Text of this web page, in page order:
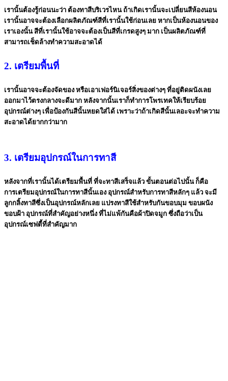
เรานั้นต้องรู้ก่อนนะว่า ต้องทาสีบริเวรไหน ถ้าเกิดเรานั้นจะเปลี่ยนสีห้องนอน
เรานั้นอาจจะต้องเลือกผลิตภัณฑ์สีที่เรานั้นใช้ก่อนเลย หากเป็นห้องนอนของ
เราเองนั้น สีที่เรานั้นใช้อาจจะต้องเป็นสีที่เกรดสูงๆ มาก เป็นผลิตภัณฑ์ที่
สามารถเช็ดล้างทำความสะอาดได้
2. เตรียมพื้นที่
เรานั้นอาจจะต้องจัดของ หรือเอาเฟอร์นิเจอร์สิ่งของต่างๆ ที่อยู่ติดผนังเลย
ออกมาไว้ตรงกลางจะดีมาก หลังจากนั้นเราก็ทำการโพรเทคให้เรียบร้อย
อุปกรณ์ต่างๆ เพื่อป้องกันสีนั้นหยดใส่ได้ เพราะว่าถ้าเกิดสีนั้นเลอะจะทำความ
สะอาดได้ยากกว่ามาก
3. เตรียมอุปกรณ์ในการทาสี
หลังจากที่เรานั้นได้เตรียมพื้นที่ ที่จะทาสีเสร็จแล้ว ขั้นตอนต่อไปนั้น ก็คือ
การเตรียมอุปกรณ์ในการทาสีนั้นเอง อุปกรณ์สำหรับการทาสีหลักๆ แล้ว จะมี
ลูกกลิ้งทาสีซึ่งเป็นอุปกรณ์หลักเลย แปรงทาสีใช้สำหรับกันขอบมุม ขอบผนัง
ขอบฝ้า อุปกรณ์ที่สำคัญอย่างหนึ่ง ที่ไม่แพ้กันคือผ้าปิดจมูก ซึ่งถือว่าเป็น
อุปกรณ์เซฟตี้ที่สำคัญมาก